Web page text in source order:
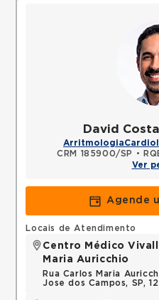
David
Arritmologia
CRM 185900/SP
•
Ver
Agende
Locais de Atendimento
Centro Médico
Maria Auricchio
Rua Carlos Maria
Jose dos Campos, SP,